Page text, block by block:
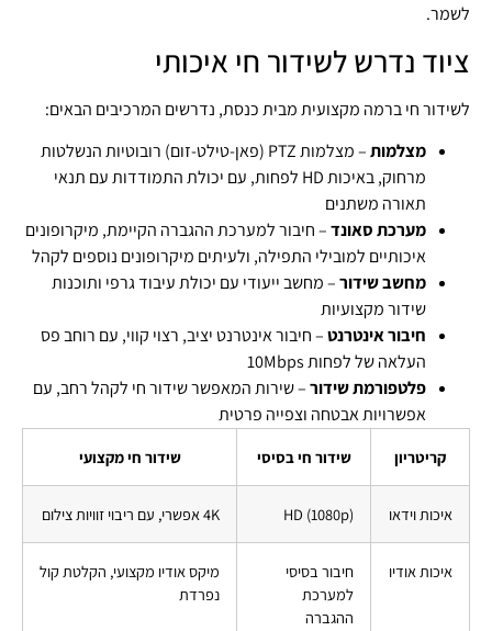
לשמר.
ציוד נדרש לשידור חי איכותי
לשידור חי ברמה מקצועית מבית כנסת, נדרשים המרכיבים הבאים:
מצלמות
– מצלמות PTZ (פאן-טילט-זום) רובוטיות הנשלטות
מרחוק, באיכות HD לפחות, עם יכולת התמודדות עם תנאי
תאורה משתנים
מערכת סאונד– חיבור למערכת ההגברה הקיימת, מיקרופונים
איכותיים למובילי התפילה, ולעיתים מיקרופונים נוספים לקהל
מחשב שידור– מחשב ייעודי עם יכולת עיבוד גרפי ותוכנות
שידור מקצועיות
חיבור אינטרנט– חיבור אינטרנט יציב, רצוי קווי, עם רוחב פס
העלאה של לפחות 10Mbps
פלטפורמת שידור– שירות המאפשר שידור חי לקהל רחב, עם
אפשרויות אבטחה וצפייה פרטית
קריטריון שידור חי בסיסי שידור חי מקצועי
איכות וידאו HD (1080p) 4K אפשרי, עם ריבוי זוויות צילום
איכות אודיו
חיבור בסיסי
למערכת
ההגברה
מיקס אודיו מקצועי, הקלטת קול
נפרדת